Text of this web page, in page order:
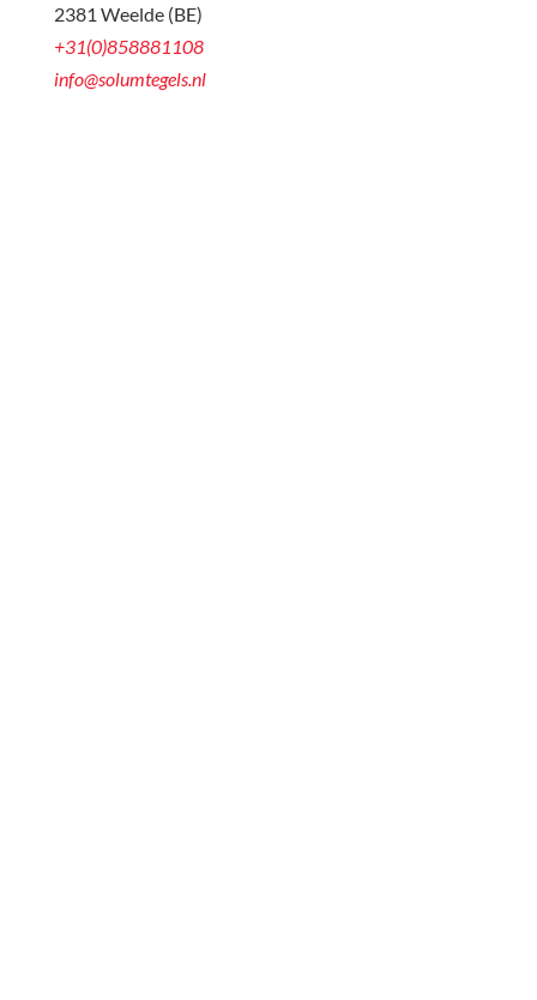
2381 Weelde (BE)
+31(0)858881108
info@solumtegels.nl